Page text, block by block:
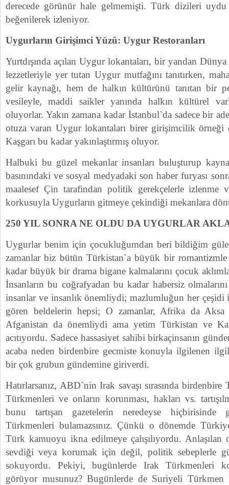
derecede görünür hale gelmemişti. Türk dizileri
beğenilerek izleniyor.
Uygurların Girişimci Yüzü: Uygur Restoranları
Yurtdışında açılan Uygur lokantaları, bir yandan Dünya
lezzetleriyle yer tutan Uygur mutfağını tanıtırken,
gelir kaynağı, hem de halkın kültürünü tanıtan bir
vesileyle, maddi saikler yanında halkın kültürel
oluyorlar. Yakın zamana kadar İstanbul`da sadece bir
otuza varan Uygur lokantaları birer girişimcilik
Kaşgarı bu kadar yakınlaştırmış oluyor.
Halbuki bu güzel mekanlar insanları buluşturup
basınındaki ve sosyal medyadaki son haber furyası
maalesef Çin tarafindan politik gerekçelerle izlenme
korkusuyla Uygurların gitmeye çekindiği mekanlara
250 YIL SONRA NE OLDU DA UYGURLAR
Uygurlar benim için çocukluğumdan beri bildiğim
zamanlar biz bütün Türkistan`a büyük bir romantizmle
kadar büyük bir drama bigane kalmalarını çocuk
İnsanların bu coğrafyadan bu kadar habersiz
insanlar ve insanlık önemliydi; mazlumluğun her çeşidi
gören beldelerin hepsi; O zamanlar, Afrika da
Afganistan da önemliydi ama yetim Türkistan ve
acıtıyordu. Sadece hassasiyet sahibi birkaçinsanın
acaba neden birdenbire gecmiste konuyla ilgilenen
bir çok grubun gündemine giriverdi.
Hatırlarsanız, ABD`nin Irak savaşı sırasında
Türkmenleri ve onların korunması, hakları vs.
bunu tartışan gazetelerin neredeyse hiçbirisinde
Türkmenleri bulamazsınız. Çünkü o dönemde
Türk kamuoyu ikna edilmeye çalışılıyordu.
sevdiği veya korumak için değil, politik sebeplerle
sokuyordu. Pekiyi, bugünlerde Irak Türkmenleri
görüyor musunuz? Bugünlerde de Suriyeli Türkmen